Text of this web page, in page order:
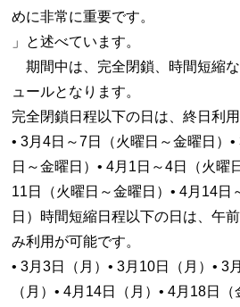
めに非常に重要です。
」と述べています。
期間中は、完全閉鎖、時間短縮
ュールとなります。
完全閉鎖日程以下の日は、終日利用
• 3月4日～7日（火曜日～金曜日）
日～金曜日）• 4月1日～4日（火曜
11日（火曜日～金曜日）• 4月14日
日）時間短縮日程以下の日は、午
み利用が可能です。
• 3月3日（月）• 3月10日（月）• 3
（月）• 4月14日（月）• 4月18日